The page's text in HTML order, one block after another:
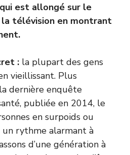
est allongé sur le
télévision en montrant
: la plupart des gens
vieillissant. Plus
dernière enquête
publiée en 2014, le
en surpoids ou
un rythme alarmant à
d’une génération à